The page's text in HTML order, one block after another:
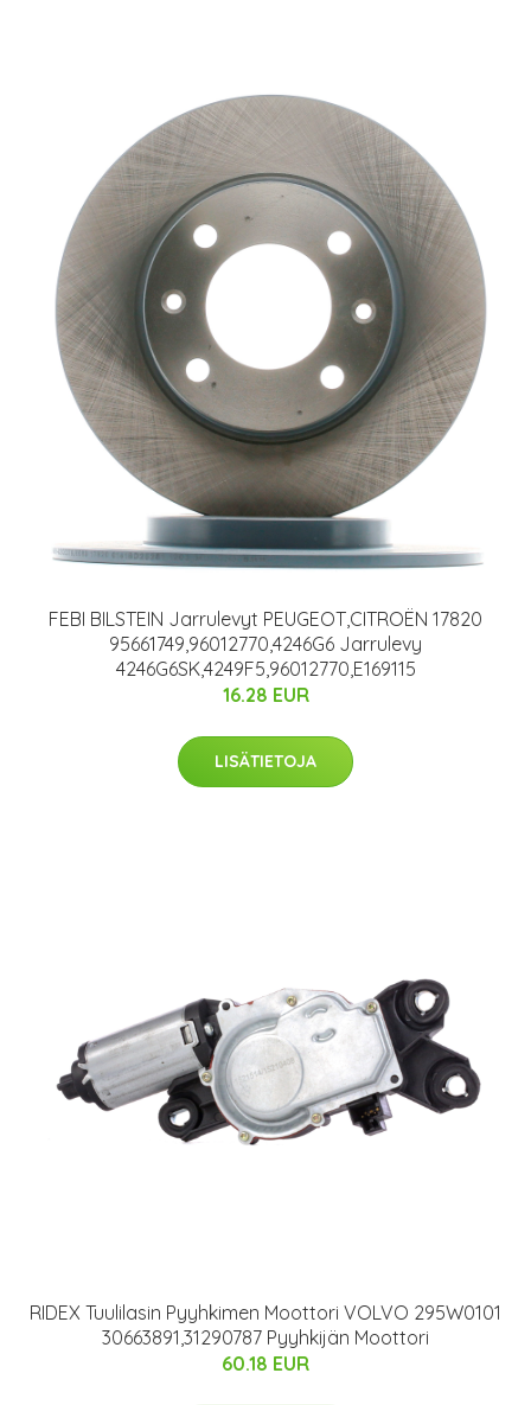
FEBI BILSTEIN Jarrulevyt PEUGEOT,CITROËN 17820
95661749,96012770,4246G6 Jarrulevy
4246G6SK,4249F5,96012770,E169115
16.28 EUR
LISÄTIETOJA
RIDEX Tuulilasin Pyyhkimen Moottori VOLVO 295W0101
30663891,31290787 Pyyhkijän Moottori
60.18 EUR